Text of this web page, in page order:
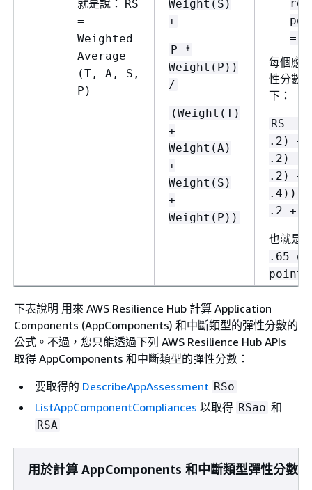
就是說：
RS
=
Weighted
Average
(T, A, S,
P)
Weight(S)
+
P *
Weight(P))
/
(Weight(T)
+
Weight(A)
+
Weight(S)
+
Weight(P))
=
每個應
性分數
下：
RS =
.2) +
.2) +
.2) +
.4)) /
.2 +
也就是
.65
points
下表說明 用來 AWS Resilience Hub 計算 Application
Components (AppComponents) 和中斷類型的彈性分數的
公式。不過，您只能透過下列 AWS Resilience Hub APIs
取得 AppComponents 和中斷類型的彈性分數：
要取得的 DescribeAppAssessment RSo
ListAppComponentCompliances 以取得 RSao 和
RSA
用於計算 AppComponents 和中斷類型彈性分數